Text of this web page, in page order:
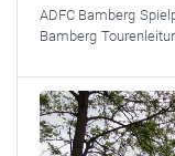
ADFC Bamberg
Bamberg